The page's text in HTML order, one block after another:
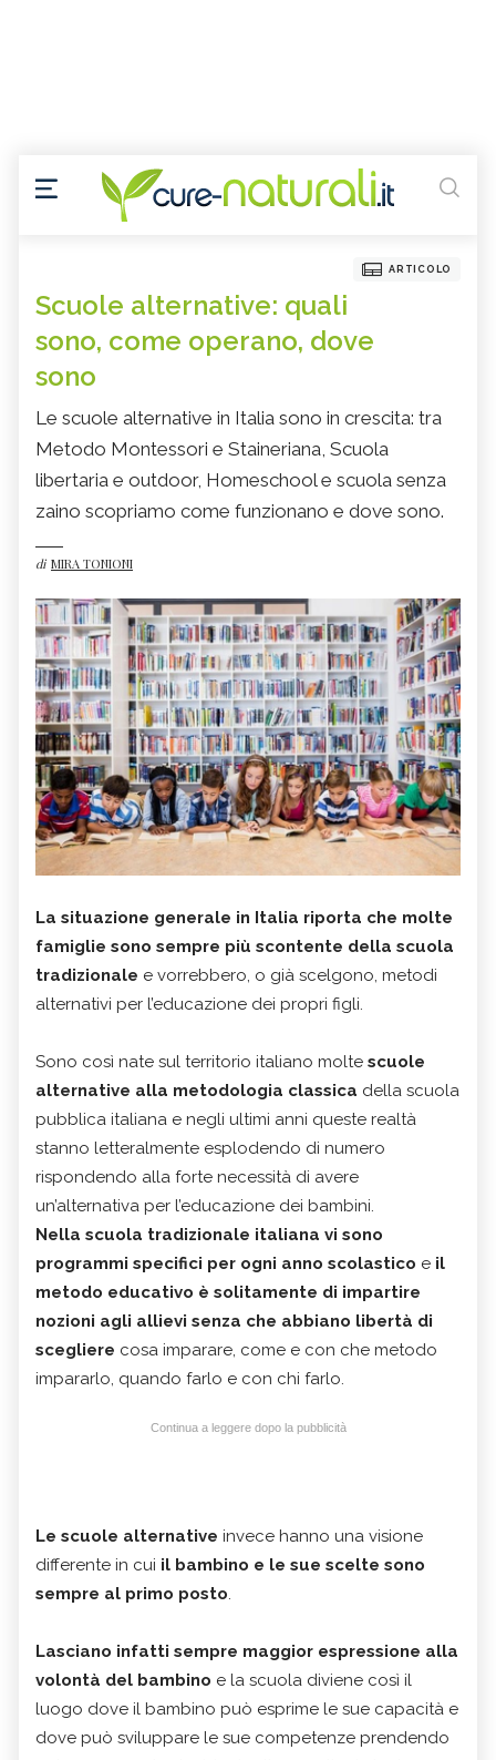
ARTICOLO
Scuole alternative: quali
sono, come operano, dove
sono
Le scuole alternative in Italia sono in crescita: tra
Metodo Montessori e Staineriana, Scuola
libertaria e outdoor, Homeschool e scuola senza
zaino scopriamo come funzionano e dove sono.
di MIRA TONIONI
La situazione generale in Italia riporta che molte
famiglie sono sempre più scontente della scuola
tradizionale e vorrebbero, o già scelgono, metodi
alternativi per l’educazione dei propri figli.
Sono così nate sul territorio italiano molte scuole
alternative alla metodologia classica della scuola
pubblica italiana e negli ultimi anni queste realtà
stanno letteralmente esplodendo di numero
rispondendo alla forte necessità di avere
un’alternativa per l’educazione dei bambini.
Nella scuola tradizionale italiana vi sono
programmi specifici per ogni anno scolastico e il
metodo educativo è solitamente di impartire
nozioni agli allievi senza che abbiano libertà di
scegliere cosa imparare, come e con che metodo
impararlo, quando farlo e con chi farlo.
Continua a leggere dopo la pubblicità
Le scuole alternative invece hanno una visione
differente in cui il bambino e le sue scelte sono
sempre al primo posto.
Lasciano infatti sempre maggior espressione alla
volontà del bambino e la scuola diviene così il
luogo dove il bambino può esprime le sue capacità e
dove può sviluppare le sue competenze prendendo